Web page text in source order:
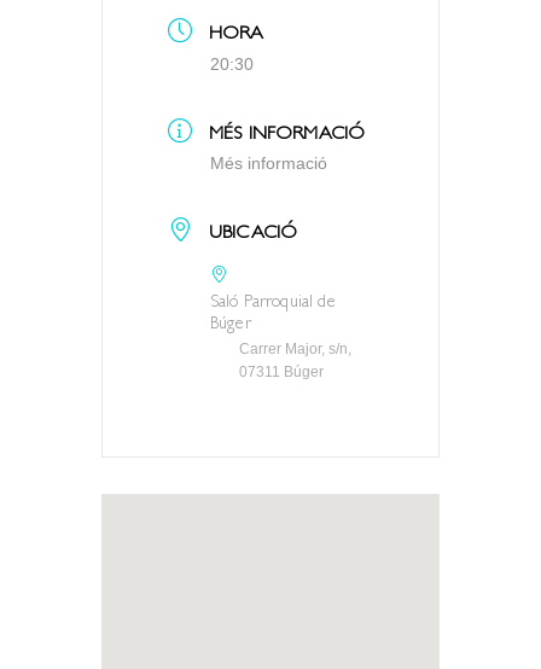
HORA
20:30
MÉS INFORMACIÓ
Més informació
UBICACIÓ
Saló Parroquial de
Búger
Carrer Major, s/n,
07311 Búger